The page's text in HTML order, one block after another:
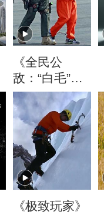
《全民公
敌：“白毛”巴
尔杰》精编版
《极致玩家》